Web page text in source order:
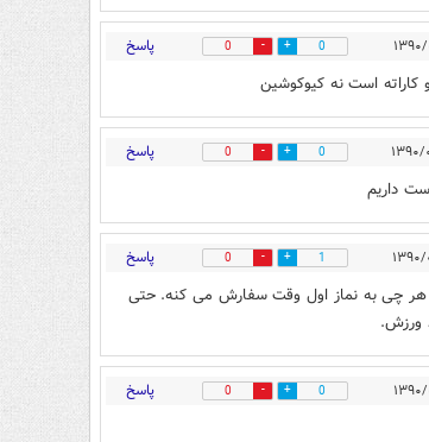
0
0 پاسخ
0
0 پاسخ
داريم
1
0 پاسخ
هر چی به نماز اول وقت سفارش می کنه. حتی
ورزش.
0
0 پاسخ